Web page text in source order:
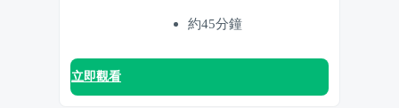
約45分鐘
立即觀看